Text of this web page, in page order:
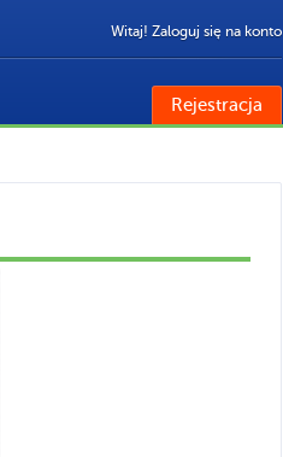
Witaj! Zaloguj się na konto
Rejestracja